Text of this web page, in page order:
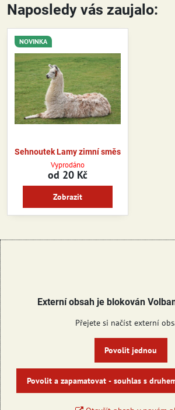
Naposledy vás zaujalo:
NOVINKA
Sehnoutek Lamy zimní směs
Vyprodáno
od 20 Kč
Zobrazit
Externí obsah je blokován
Přejete si načíst externí
Povolit jednou
Povolit a zapamatovat - souhlas s